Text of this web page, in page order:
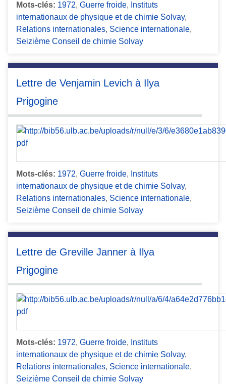
Mots-clés: 1972, Guerre froide, Instituts
internationaux de physique et de chimie Solvay,
Relations internationales, Science internationale,
Seizième Conseil de chimie Solvay
Lettre de Venjamin Levich à Ilya
Prigogine
Mots-clés: 1972, Guerre froide, Instituts
internationaux de physique et de chimie Solvay,
Relations internationales, Science internationale,
Seizième Conseil de chimie Solvay
Lettre de Greville Janner à Ilya
Prigogine
Mots-clés: 1972, Guerre froide, Instituts
internationaux de physique et de chimie Solvay,
Relations internationales, Science internationale,
Seizième Conseil de chimie Solvay